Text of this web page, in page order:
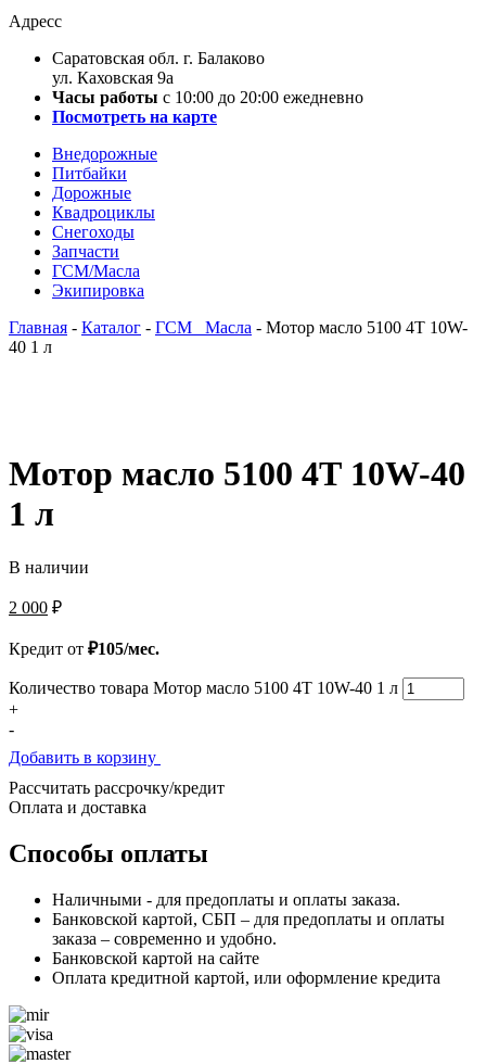
Адресс
Саратовская обл. г. Балаково
ул. Каховская 9а
Часы работы с 10:00 до 20:00 ежедневно
Посмотреть на карте
Внедорожные
Питбайки
Дорожные
Квадроциклы
Снегоходы
Запчасти
ГСМ/Масла
Экипировка
Главная - Каталог - ГСМ _Масла - Мотор масло 5100 4Т 10W-
40 1 л
Мотор масло 5100 4Т 10W-40
1 л
В наличии
2 000 ₽
Кредит от ₽105/мес.
Количество товара Мотор масло 5100 4Т 10W-40 1 л
+
-
Добавить в корзину
Рассчитать рассрочку/кредит
Оплата и доставка
Способы оплаты
Наличными - для предоплаты и оплаты заказа.
Банковской картой, СБП – для предоплаты и оплаты
заказа – современно и удобно.
Банковской картой на сайте
Оплата кредитной картой, или оформление кредита